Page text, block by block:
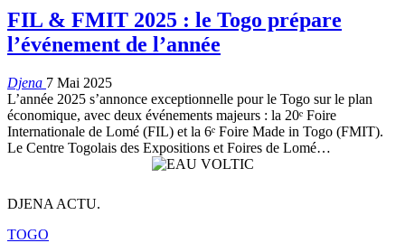
FIL & FMIT 2025 : le Togo prépare
l’événement de l’année
Djena 7 Mai 2025
L’année 2025 s’annonce exceptionnelle pour le Togo sur le plan
économique, avec deux événements majeurs : la 20ᵉ Foire
Internationale de Lomé (FIL) et la 6ᵉ Foire Made in Togo (FMIT).
Le Centre Togolais des Expositions et Foires de Lomé…
DJENA ACTU.
TOGO